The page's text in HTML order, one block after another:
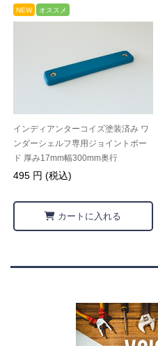
NEW オススメ
インディアンターコイズ塗装済み ワ
ンダーシェルフ専用ジョイントボー
ド 厚み17mm幅300mm奥行
50mm【IPCDIYLab.オリジナル】
495 円 (税込)
カートに入れる